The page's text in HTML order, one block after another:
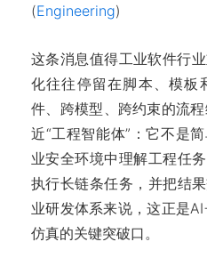
(Engineering)
这条消息值得工业软件行
化往往停留在脚本、模板
件、跨模型、跨约束的流
近“工程智能体”：它不是
业安全环境中理解工程任
执行长链条任务，并把结
业研发体系来说，这正是
仿真的关键突破口。